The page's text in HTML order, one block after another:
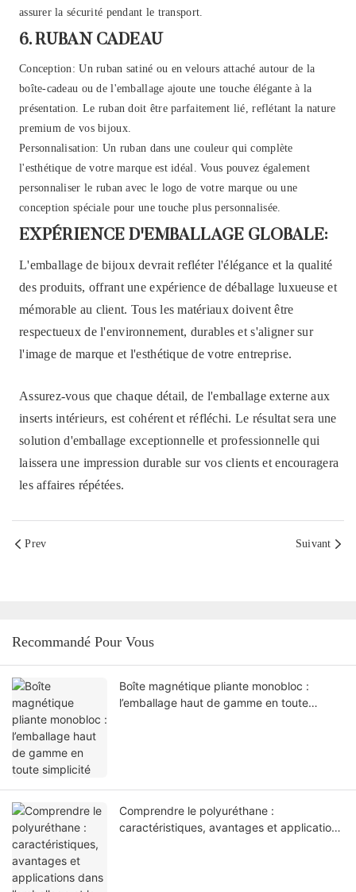
assurer la sécurité pendant le transport.
6. RUBAN CADEAU
Conception: Un ruban satiné ou en velours attaché autour de la
boîte-cadeau ou de l'emballage ajoute une touche élégante à la
présentation. Le ruban doit être parfaitement lié, reflétant la nature
premium de vos bijoux.
Personnalisation: Un ruban dans une couleur qui complète
l'esthétique de votre marque est idéal. Vous pouvez également
personnaliser le ruban avec le logo de votre marque ou une
conception spéciale pour une touche plus personnalisée.
EXPÉRIENCE D'EMBALLAGE GLOBALE:
L'emballage de bijoux devrait refléter l'élégance et la qualité
des produits, offrant une expérience de déballage luxueuse et
mémorable au client. Tous les matériaux doivent être
respectueux de l'environnement, durables et s'aligner sur
l'image de marque et l'esthétique de votre entreprise.
Assurez-vous que chaque détail, de l'emballage externe aux
inserts intérieurs, est cohérent et réfléchi. Le résultat sera une
solution d'emballage exceptionnelle et professionnelle qui
laissera une impression durable sur vos clients et encouragera
les affaires répétées.
Prev Suivant
Recommandé Pour Vous
Boîte magnétique pliante monobloc :
l’emballage haut de gamme en toute
Comprendre le polyuréthane :
caractéristiques, avantages et applications